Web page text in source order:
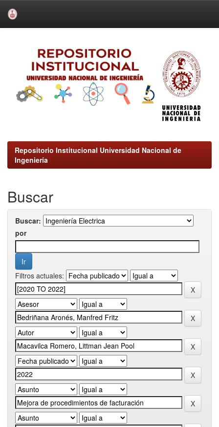
Repositorio Institucional Universidad Nacional de
Ingeniería
Buscar
Buscar:
por
Filtros actuales: